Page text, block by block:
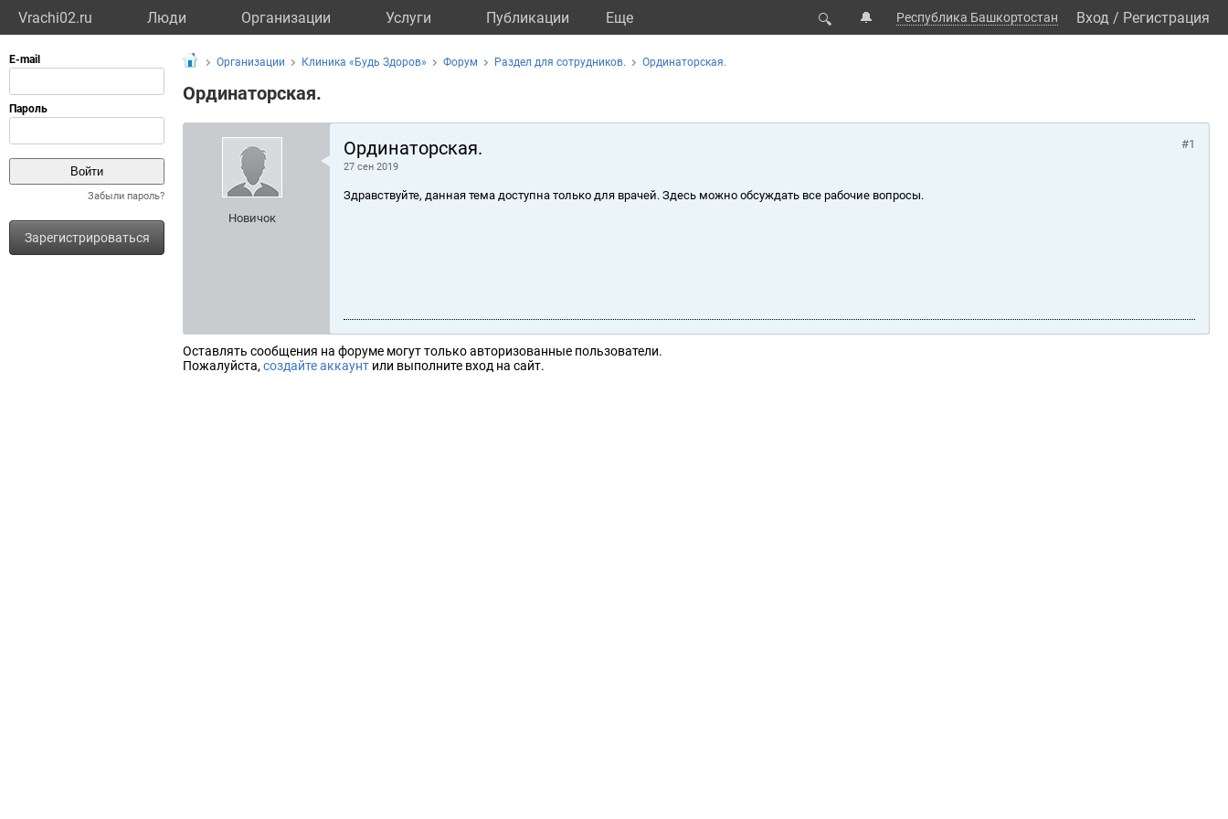
Vrachi02.ru Люди Организации Услуги Публикации Eще 🔍 🔔 Республика Башкортостан Вход / Регистрация
Забыли пароль?
Зарегистрироваться
Организации Клиника «Будь Здоров» Форум Раздел для сотрудников. Ординаторская.
Ординаторская.
Новичок
Ординаторская.
27 сен 2019
#1
Здравствуйте, данная тема доступна только для врачей. Здесь можно обсуждать все рабочие вопросы.
Оставлять сообщения на форуме могут только авторизованные пользователи.
Пожалуйста, создайте аккаунт или выполните вход на сайт.